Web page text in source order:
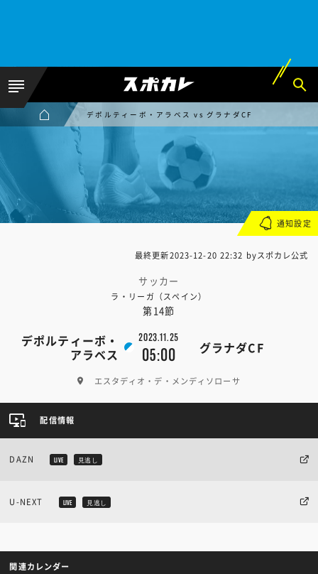
デポルティーボ・アラベス vs グラナダCF
最終更新2023-12-20 22:32 byスポカレ公式
サッカー
ラ・リーガ（スペイン）
第14節
デポルティーボ・
アラベス
2023.11.25
05:00 グラナダCF
エスタディオ・デ・メンディソローサ
通知設定
配信情報
DAZN LIVE 見逃し
U-NEXT LIVE 見逃し
関連カレンダー